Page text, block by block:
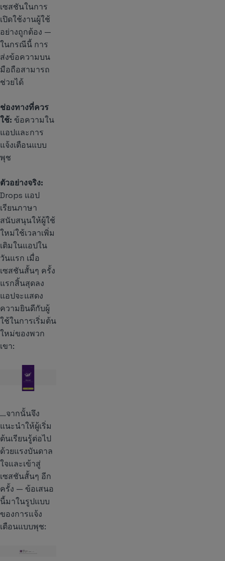
เซสชันในการ
เปิดใช้งานผู้ใช้
อย่างถูกต้อง —
ในกรณีนี้ การ
ส่งข้อความบน
มือถือสามารถ
ช่วยได้
ช่องทางที่ควร
ใช้: ข้อความใน
แอปและการ
แจ้งเตือนแบบ
พุช
ตัวอย่างจริง:
Drops แอป
เรียนภาษา
สนับสนุนให้ผู้ใช้
ใหม่ใช้เวลาเพิ่ม
เติมในแอปใน
วันแรก เมื่อ
เซสชันสั้นๆ ครั้ง
แรกสิ้นสุดลง
แอปจะแสดง
ความยินดีกับผู้
ใช้ในการเริ่มต้น
ใหม่ของพวก
เขา:
…จากนั้นจึง
แนะนำให้ผู้เริ่ม
ต้นเรียนรู้ต่อไป
ด้วยแรงบันดาล
ใจและเข้าสู่
เซสชันสั้นๆ อีก
ครั้ง — ข้อเสนอ
นี้มาในรูปแบบ
ของการแจ้ง
เตือนแบบพุช: